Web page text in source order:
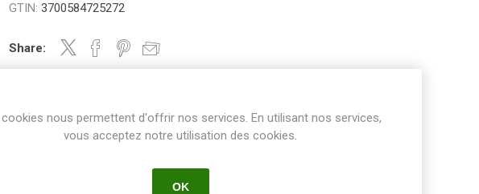
GTIN: 3700584725272
Share:
nous permettent d'offrir nos services. En utilisant nos services,
vous acceptez notre utilisation des cookies.
OK